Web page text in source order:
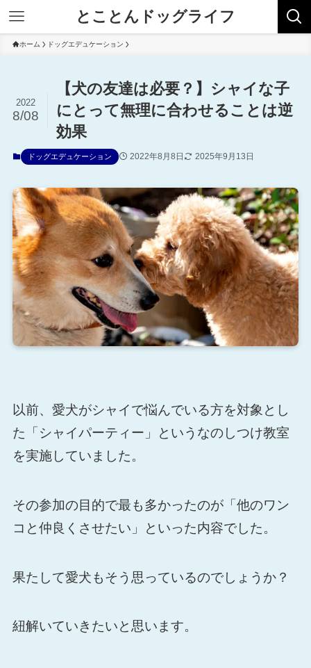
とことんドッグライフ
ホーム ドッグエデュケーション
【犬の友達は必要？】シャイな子
にとって無理に合わせることは逆
効果
2022
8/08
ドッグエデュケーション 2022年8月8日 2025年9月13日
以前、愛犬がシャイで悩んでいる方を対象とし
た「シャイパーティー」というなのしつけ教室
を実施していました。
その参加の目的で最も多かったのが「他のワン
コと仲良くさせたい」といった内容でした。
果たして愛犬もそう思っているのでしょうか？
紐解いていきたいと思います。